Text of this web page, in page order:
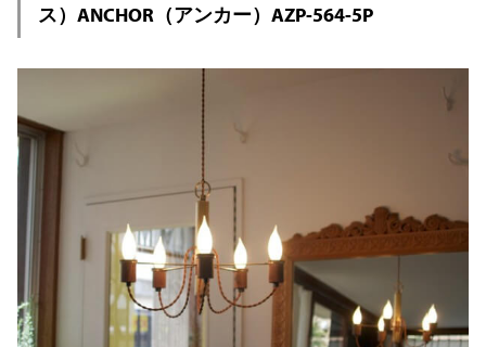
ス）ANCHOR（アンカー）AZP-564-5P